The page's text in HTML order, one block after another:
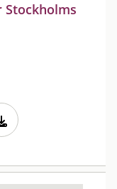
Stockholms